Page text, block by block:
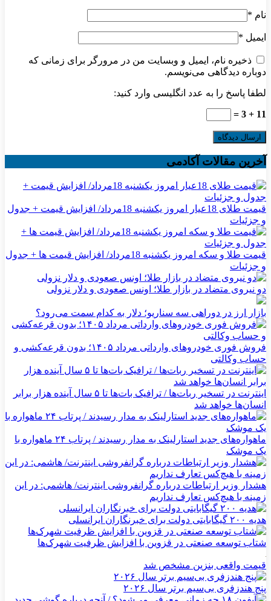
نام *
ایمیل *
ذخیره نام، ایمیل و وبسایت من در مرورگر برای زمانی که
دوباره دیدگاهی می‌نویسم.
لطفا پاسخ را به عدد انگلیسی وارد کنید:
11 + 3 =
آخرین مقالات آکادمی
قیمت طلای 18عیار امروز یکشنبه 18مرداد/ افزایش قیمت + جدول
و جزئیات
قیمت طلا و سکه امروز یکشنبه 18مرداد/ افزایش قیمت ها + جدول
و جزئیات
دو نیروی متضاد در بازار طلا؛ اونس صعودی و دلار نزولی
بازار ارز در دوراهی سه سناریو؛ دلار به کدام سمت می‌رود؟
فروش فوری خودروهای وارداتی مرداد ۱۴۰۵؛ بدون قرعه‌کشی و
حساب وکالتی
اینترنت در تسخیر ربات‌ها / ترافیک بات‌ها تا ۵ سال آینده هزار برابر
انسان‌ها خواهد شد
ماهواره‌های جدید استارلینک به مدار رسیدند / پرتاب ۲۴ ماهواره با
یک موشک
هشدار وزیر ارتباطات درباره گرانفروشی اینترنت/ هاشمی: در این
زمینه با هیچ‌کس تعارف نداریم
هدیه ۲۰۰ گیگابایتی دولت برای خبرنگاران ایرانسلی
شتاب توسعه صنعتی در قزوین با افزایش ظرفیت شهرک‌ها
قیمت واقعی بنزین مشخص شد
پنج هندزفری بی‌سیم برتر سال ۲۰۲۶